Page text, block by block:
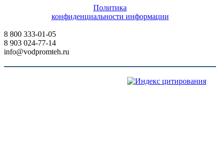
Политика
конфиденциальности информации
8 800 333-01-05
8 903 024-77-14
info@vodpromteh.ru